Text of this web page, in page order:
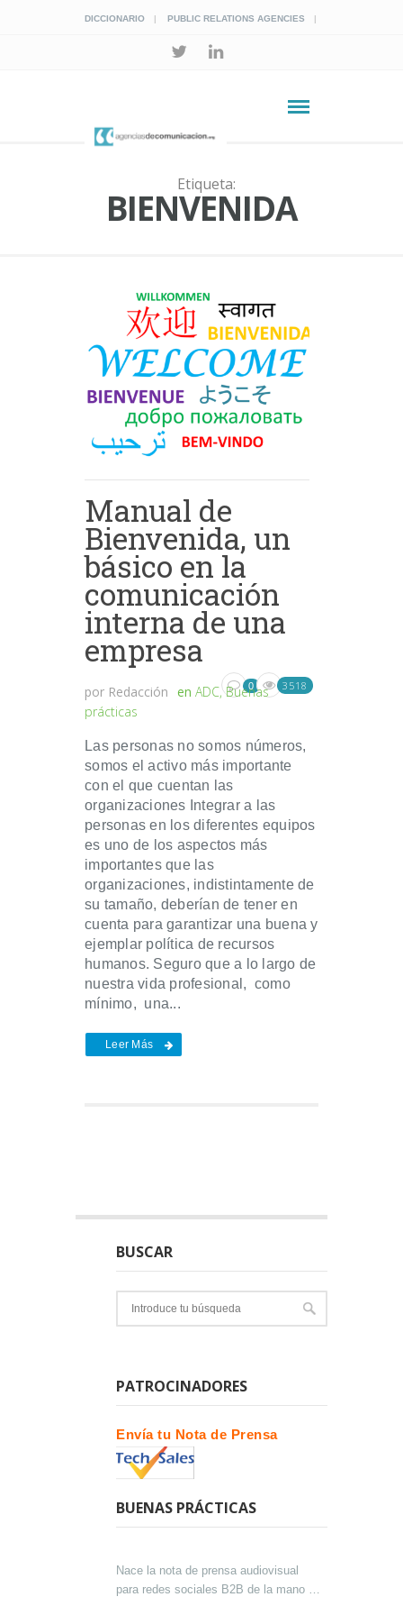
DICCIONARIO PUBLIC RELATIONS AGENCIES
Etiqueta:
BIENVENIDA
Manual de
Bienvenida, un
básico en la
comunicación
interna de una
empresa
por Redacción en ADC,Buenas
prácticas
0 3518
Las personas no somos números,
somos el activo más importante
con el que cuentan las
organizaciones Integrar a las
personas en los diferentes equipos
es uno de los aspectos más
importantes que las
organizaciones, indistintamente de
su tamaño, deberían de tener en
cuenta para garantizar una buena y
ejemplar política de recursos
humanos. Seguro que a lo largo de
nuestra vida profesional, como
mínimo, una...
Leer Más
BUSCAR
PATROCINADORES
Envía tu Nota de Prensa
BUENAS PRÁCTICAS
Nace la nota de prensa audiovisual
para redes sociales B2B de la mano de